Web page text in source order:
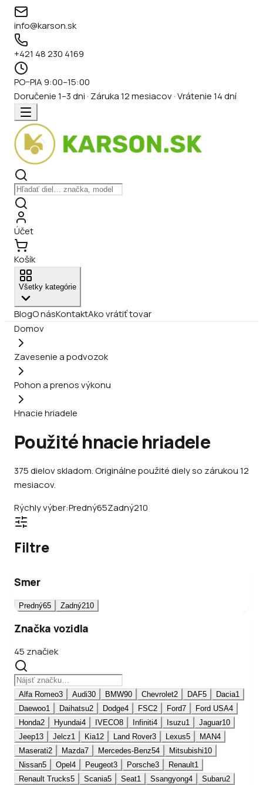
info@karson.sk
+421 48 230 4169
PO–PIA 9:00–15:00
Doručenie 1–3 dni · Záruka 12 mesiacov · Vrátenie 14 dní
Účet
Košík
Všetky kategórie
BlogO násKontaktAko vrátiť tovar
Domov
Zavesenie a podvozok
Pohon a prenos výkonu
Hnacie hriadele
Použité hnacie hriadele
375dielovskladom.Originálne použité diely so zárukou 12
mesiacov.
Rýchly výber:Predný65Zadný210
Filtre
Smer
Predný65 Zadný210
Značka vozidla
45 značiek
Alfa Romeo3 Audi30 BMW90 Chevrolet2 DAF5 Dacia1
Daewoo1 Daihatsu2 Dodge4 FSC2 Ford7 Ford USA4
Honda2 Hyundai4 IVECO8 Infiniti4 Isuzu1 Jaguar10
Jeep13 Jelcz1 Kia12 Land Rover3 Lexus5 MAN4
Maserati2 Mazda7 Mercedes-Benz54 Mitsubishi10
Nissan5 Opel4 Peugeot3 Porsche3 Renault1
Renault Trucks5 Scania5 Seat1 Ssangyong4 Subaru2